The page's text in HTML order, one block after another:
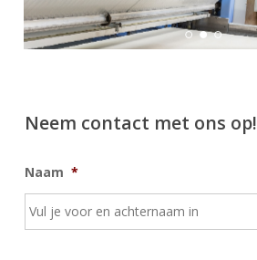
Neem contact met ons op!
Naam *